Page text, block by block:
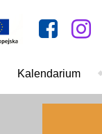
Kalendarium